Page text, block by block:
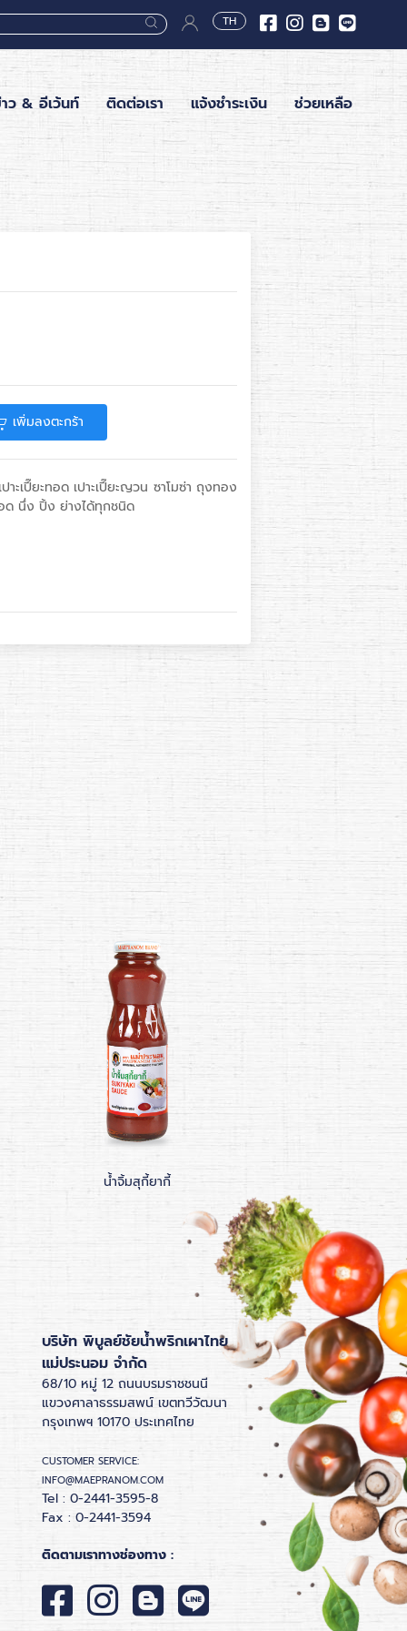
TH
ว & อีเว้นท์ ติดต่อเรา แจ้งชำระเงิน ช่วยเหลือ
เพิ่มลงตะกร้า
ปาะเปี๊ยะทอด เปาะเปี๊ยะญวน ซาโมซ่า ถุงทอง
อด นึ่ง ปิ้ง ย่างได้ทุกชนิด
น้ำจิ้มสุกี้ยากี้
บริษัท พิบูลย์ชัยน้ำพริกเผาไทย
แม่ประนอม จำกัด
68/10 หมู่ 12 ถนนบรมราชชนนี
แขวงศาลาธรรมสพน์ เขตทวีวัฒนา
กรุงเทพฯ 10170 ประเทศไทย
CUSTOMER SERVICE:
INFO@MAEPRANOM.COM
Tel : 0-2441-3595-8
Fax : 0-2441-3594
ติดตามเราทางช่องทาง :